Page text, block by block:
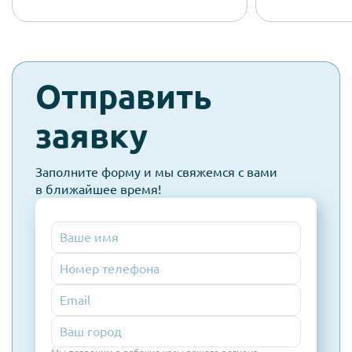
check-
spam
Отправить
заявку
Заполните форму и мы свяжемся с вами
в ближайшее время!
Номер
телефона
Email